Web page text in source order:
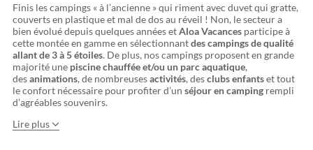
Finis les campings « à l’ancienne » qui riment avec duvet qui gratte,
couverts en plastique et mal de dos au réveil ! Non, le secteur a
bien évolué depuis quelques années etAloa Vacancesparticipe à
cette montée en gamme en sélectionnantdes campings de qualité
allant de 3 à 5 étoiles. De plus, nos campings proposent en grande
majorité une piscine chauffée et/ou un parc aquatique,
desanimations, de nombreusesactivités, desclubs enfantset tout
le confort nécessaire pour profiter d’un séjour en campingrempli
d’agréables souvenirs.
Lire plus